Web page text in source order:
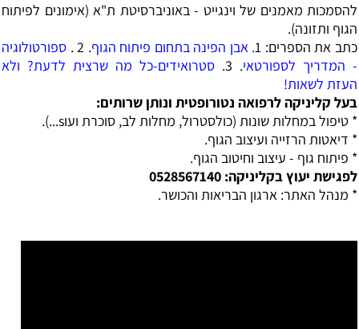
להסמכות מאמנים של וינגייט - באוניברסיטת ת"א (אימונים לפיתוח
הגוף ותזונה).
כתב את הספרים: 1. אבן הפינה בתחום פיתוח הגוף. 2 .
ספורטולוגיה
- המדריך לספורטאי. 3.
סטרואידים-כל מה שרצית לדעת? ולא
העזת לשאות!
בעל קליניקה לרפואה נטורופטית ונותן שרותים:
* טיפול במחלות שונות (כולסטרול, מחלות לב, סוכרת ועוs...).
* דיאטות הרזייה ועיצוב הגוף.
* פיתוח גוף - עיצוב וחיטוב הגוף.
לפגישת יעוץ בקליניקה: 0528567140
* מנהל האתר: ארגון הבריאות והכושר.